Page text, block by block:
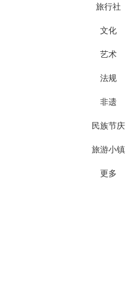
旅行社
文化
艺术
法规
非遗
民族节庆
旅游小镇
更多